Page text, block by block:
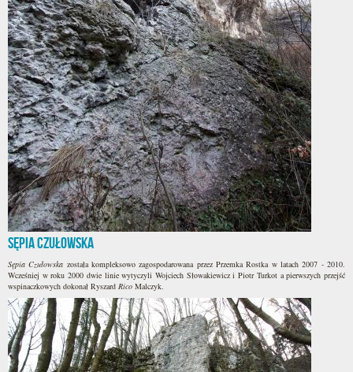
Sępia Czułowska
Sępia Czułowska została kompleksowo zagospodarowana przez Przemka Rostka w latach 2007 - 2010.
Wcześniej w roku 2000 dwie linie wytyczyli Wojciech Słowakiewicz i Piotr Turkot a pierwszych przejść
wspinaczkowych dokonał Ryszard Rico Malczyk.